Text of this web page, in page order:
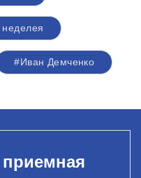
неделея
#Иван Демченко